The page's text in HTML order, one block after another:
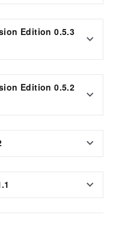
Edition 0.5.3
Edition 0.5.2